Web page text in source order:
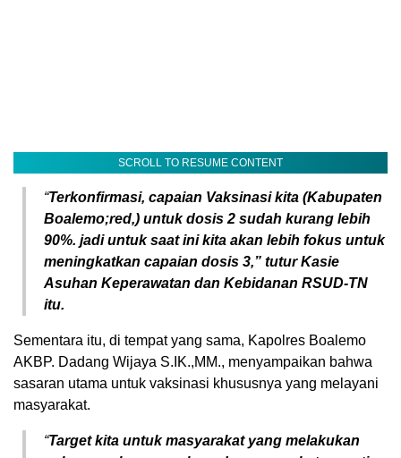
SCROLL TO RESUME CONTENT
“Terkonfirmasi, capaian Vaksinasi kita (Kabupaten
Boalemo;red,) untuk dosis 2 sudah kurang lebih
90%. jadi untuk saat ini kita akan lebih fokus untuk
meningkatkan capaian dosis 3,” tutur Kasie
Asuhan Keperawatan dan Kebidanan RSUD-TN
itu.
Sementara itu, di tempat yang sama, Kapolres Boalemo
AKBP. Dadang Wijaya S.IK.,MM., menyampaikan bahwa
sasaran utama untuk vaksinasi khususnya yang melayani
masyarakat.
“Target kita untuk masyarakat yang melakukan